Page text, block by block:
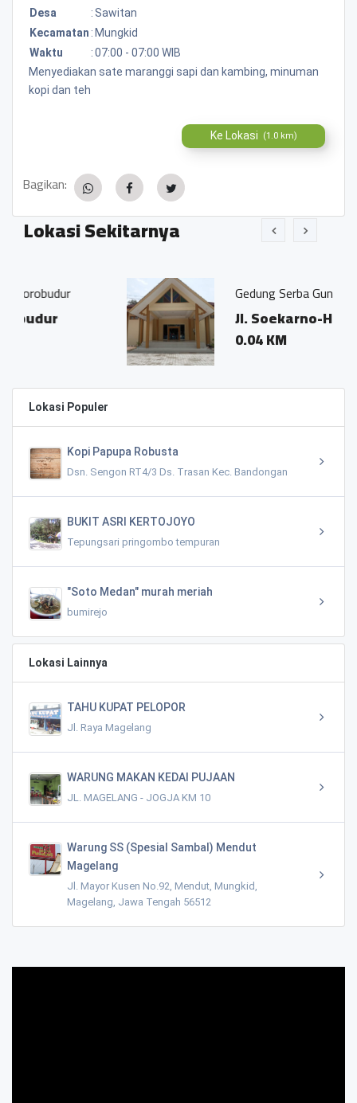
Desa
: Sawitan
Kecamatan : Mungkid
Waktu
:07:00 - 07:00 WIB
Menyediakan sate maranggi sapi dan kambing, minuman
kopi dan teh
Ke Lokasi (1.0 km)
Bagikan:
Lokasi Sekitarnya
Gedung Serba Guna PDAM
Jl. Soekarno-Hatta
0.04 KM
Lokasi Populer
Kopi Papupa Robusta
Dsn. Sengon RT4/3 Ds. Trasan Kec. Bandongan
BUKIT ASRI KERTOJOYO
Tepungsari pringombo tempuran
"Soto Medan" murah meriah
bumirejo
Lokasi Lainnya
TAHU KUPAT PELOPOR
Jl. Raya Magelang
WARUNG MAKAN KEDAI PUJAAN
JL. MAGELANG - JOGJA KM 10
Warung SS (Spesial Sambal) Mendut
Magelang
Jl. Mayor Kusen No.92, Mendut, Mungkid,
Magelang, Jawa Tengah 56512